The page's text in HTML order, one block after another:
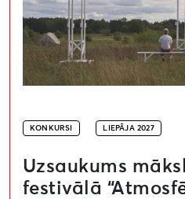
KONKURSI LIEPĀJA 2027
Uzsaukums
festivālā